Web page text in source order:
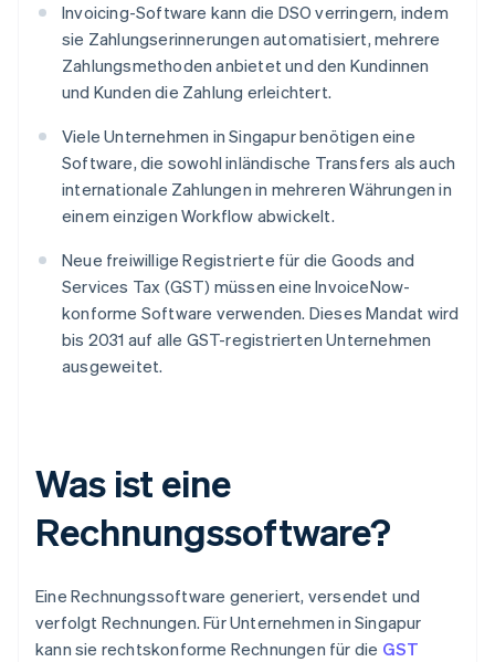
Invoicing-Software kann die DSO verringern, indem
sie Zahlungserinnerungen automatisiert, mehrere
Zahlungsmethoden anbietet und den Kundinnen
und Kunden die Zahlung erleichtert.
Viele Unternehmen in Singapur benötigen eine
Software, die sowohl inländische Transfers als auch
internationale Zahlungen in mehreren Währungen in
einem einzigen Workflow abwickelt.
Neue freiwillige Registrierte für die Goods and
Services Tax (GST) müssen eine InvoiceNow-
konforme Software verwenden. Dieses Mandat wird
bis 2031 auf alle GST-registrierten Unternehmen
ausgeweitet.
Was ist eine
Rechnungssoftware?
Eine Rechnungssoftware generiert, versendet und
verfolgt Rechnungen. Für Unternehmen in Singapur
kann sie rechtskonforme Rechnungen für die GST